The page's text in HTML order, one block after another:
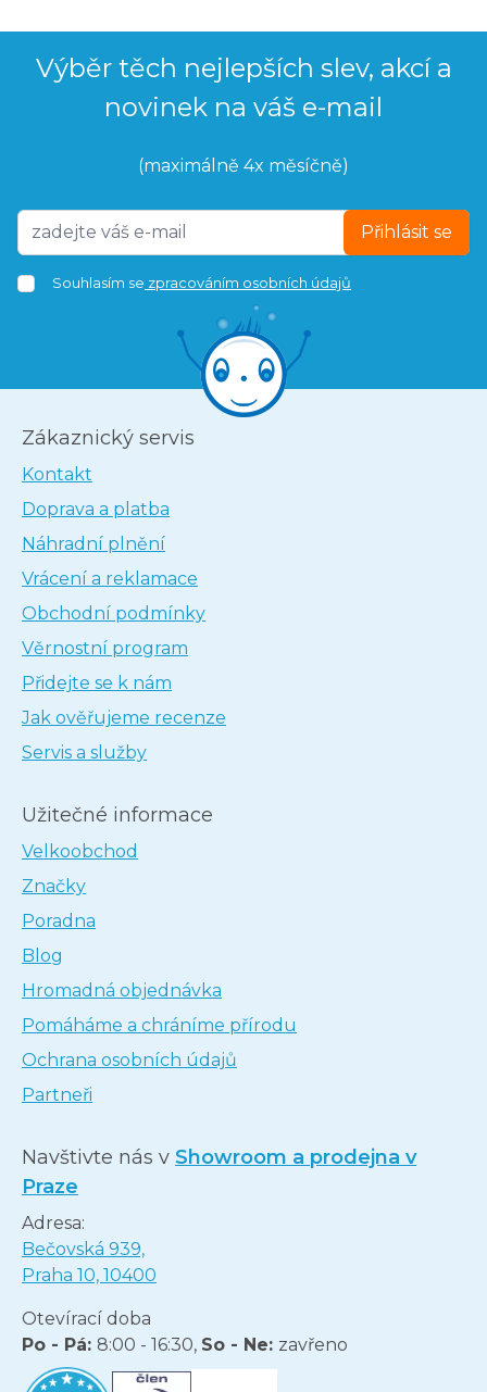
Výběr těch nejlepších slev, akcí a
novinek na váš e-mail
(maximálně 4x měsíčně)
Přihlásit se
Souhlasím se zpracováním osobních údajů
Zákaznický servis
Kontakt
Doprava a platba
Náhradní plnění
Vrácení a reklamace
Obchodní podmínky
Věrnostní program
Přidejte se k nám
Jak ověřujeme recenze
Servis a služby
Užitečné informace
Velkoobchod
Značky
Poradna
Blog
Hromadná objednávka
Pomáháme a chráníme přírodu
Ochrana osobních údajů
Partneři
Navštivte nás v Showroom a prodejna v
Praze
Adresa:
Bečovská 939,
Praha 10, 10400
Otevírací doba
Po - Pá: 8:00 - 16:30, So - Ne: zavřeno